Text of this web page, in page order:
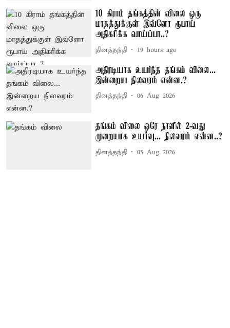
10 கிராம் தங்கத்தின் விலை ஒரு
மாதத்துக்குள் இவ்ளோ ரூபாய்
அதிகரிக்க வாய்ப்பா..?
தினத்தந்தி 19 hours ago
அதிரடியாக உயர்ந்த தங்கம் விலை...
இன்றைய நிலவரம் என்ன.?
தினத்தந்தி 06 Aug 2026
தங்கம் விலை ஒரே நாளில் 2-வது
முறையாக உயர்வு... நிலவரம் என்ன..?
தினத்தந்தி 05 Aug 2026